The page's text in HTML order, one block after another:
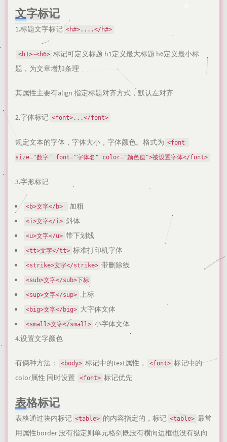
文字标记
1.标题文字标记 <h#>....</h#>
<h1>~<h6> 标记可定义标题 h1定义最大标题 h6定义最小标
题，为文章增加条理
其属性主要有align 指定标题对齐方式，默认左对齐
2.字体标记 <font>...</font>
规定文本的字体，字体大小，字体颜色。格式为 <font
size="数字" font="字体名" color="颜色值">被设置字体</font>
3.字形标记
<b>文字</b> 加粗
<i>文字</i> 斜体
<u>文字</u> 带下划线
<tt>文字</tt> 标准打印机字体
<strike>文字</strike> 带删除线
<sub>文字</sub>下标
<sup>文字</sup> 上标
<big>文字</big> 大字体文体
<small>文字</small> 小字体文体
4.设置文字颜色
有俩种方法： <body> 标记中的text属性， <font> 标记中的
color属性 同时设置
<font> 标记优先
表格标记
表格通过块内标记 <table> 的内容指定的，标记 <table> 最常
用属性border 没有指定则单元格剑既没有横向边框也没有纵向